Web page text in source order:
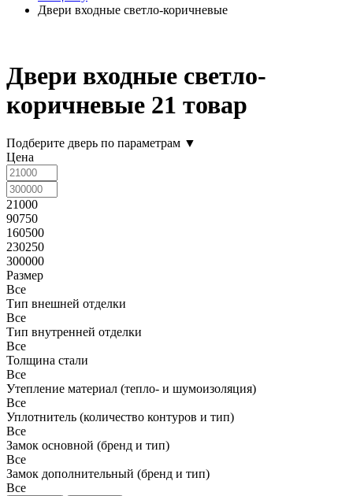
Двери входные светло-коричневые
Двери входные светло-
коричневые 21 товар
Подберите дверь по параметрам ▼
Цена
21000
90750
160500
230250
300000
Размер
Все
Тип внешней отделки
Все
Тип внутренней отделки
Все
Толщина стали
Все
Утепление материал (тепло- и шумоизоляция)
Все
Уплотнитель (количество контуров и тип)
Все
Замок основной (бренд и тип)
Все
Замок дополнительный (бренд и тип)
Все